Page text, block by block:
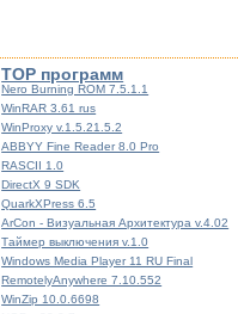
TOP программ
Nero Burning ROM 7.5.1.1
WinRAR 3.61 rus
WinProxy v.1.5.21.5.2
ABBYY Fine Reader 8.0 Pro
RASCII 1.0
DirectX 9 SDK
QuarkXPress 6.5
ArCon - Визуальная Архитектура v.4.02
Таймер выключения v.1.0
Windows Media Player 11 RU Final
RemotelyAnywhere 7.10.552
WinZip 10.0.6698